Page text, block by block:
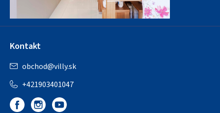
Kontakt
obchod@villy.sk
+421903401047